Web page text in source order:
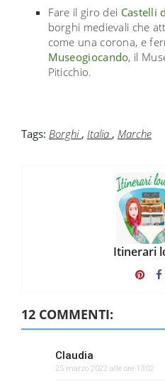
Fare il giro dei Castelli
borghi medievali che
come una corona, e
Museogiocando, il
Piticchio.
Tags: Borghi , Italia , Marche
Itinerari
12 COMMENTI:
Claudia
25 marzo 2022 alle ore 13:02